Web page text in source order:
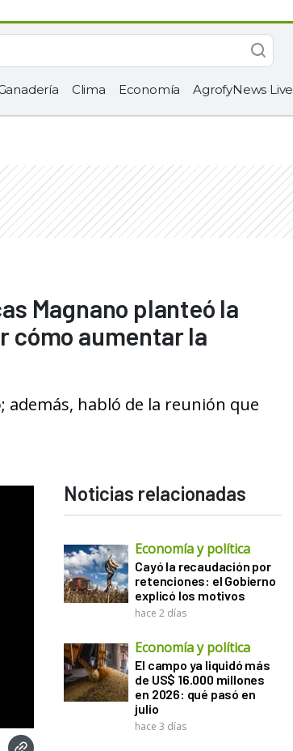
Clima Economía AgrofyNews Live
Magnano planteó la
cómo aumentar la
habló de la reunión que
Noticias relacionadas
Economía y política
Cayó la recaudación por
retenciones: el Gobierno
explicó los motivos
hace 2 días
Economía y política
El campo ya liquidó más
de US$ 16.000 millones
en 2026: qué pasó en
julio
hace 3 días